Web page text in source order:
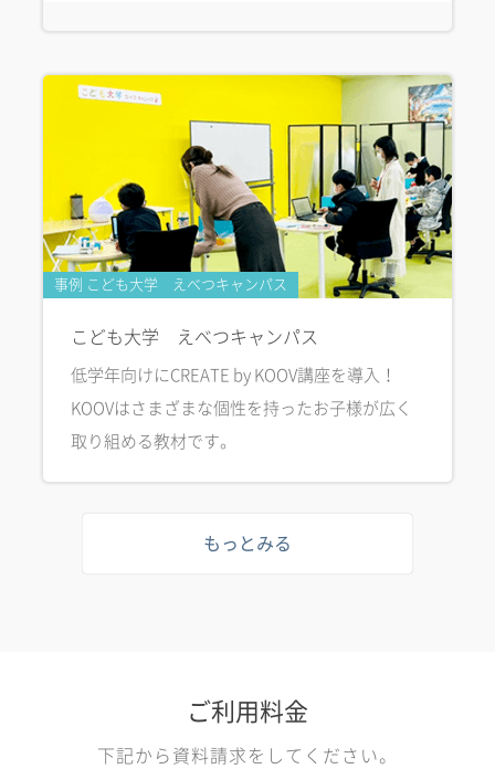
事例 こども大学 えべつキャンパス
こども大学 えべつキャンパス
低学年向けにCREATE by KOOV講座を導入！
KOOVはさまざまな個性を持ったお子様が広く
取り組める教材です。
もっとみる
ご利用料金
下記から資料請求をしてください。